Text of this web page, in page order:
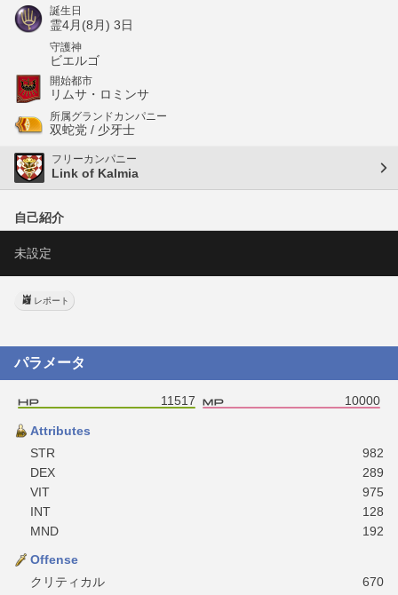
誕生日
霊4月(8月) 3日
守護神
ビエルゴ
開始都市
リムサ・ロミンサ
所属グランドカンパニー
双蛇党 / 少牙士
フリーカンパニー
Link of Kalmia
自己紹介
未設定
レポート
パラメータ
11517 10000
Attributes
STR
982
DEX
289
VIT
975
INT
128
MND
192
Offense
クリティカル
670